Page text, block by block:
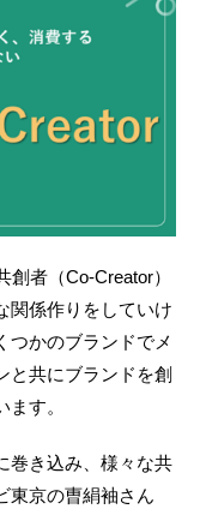
者（Co-Creator）
関係作りをしていけ
つかのブランドでメ
と共にブランドを創
す。
巻き込み、様々な共
東京の曺絹袖さん